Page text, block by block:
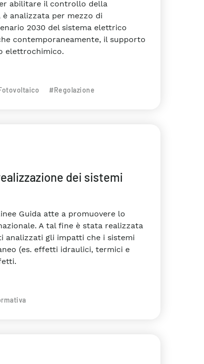
abilitare il controllo della
analizzata per mezzo di
2030 del sistema elettrico
contemporaneamente, il supporto
elettrochimico.
#Regolazione
dei sistemi
Guida atte a promuovere lo
A tal fine è stata realizzata
analizzati gli impatti che i sistemi
(es. effetti idraulici, termici e